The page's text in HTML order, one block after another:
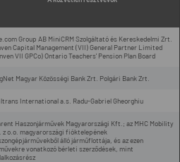
Group AB MiniCRM Szolgáltató és Kereskedelmi Zrt.
Capital Management (VII) General Partner Limited
VII GPCo) Ontario Teachers' Pension Plan Board
Magyar Közösségi Bank Zrt. Polgári Bank Zrt.
International a.s. Radu-Gabriel Gheorghiu
Haszonjárművek Magyarországi Kft.; az MHC Mobility
z o.o. magyarországi fióktelepének
álló járműflottája, és az ezen
vonatkozó bérleti szerződések, mint